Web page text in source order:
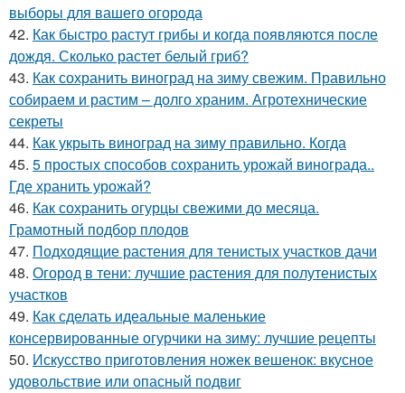
выборы для вашего огорода
42. Как быстро растут грибы и когда появляются после
дождя. Сколько растет белый гриб?
43. Как сохранить виноград на зиму свежим. Правильно
собираем и растим – долго храним. Агротехнические
секреты
44. Как укрыть виноград на зиму правильно. Когда
45. 5 простых способов сохранить урожай винограда..
Где хранить урожай?
46. Как сохранить огурцы свежими до месяца.
Грамотный подбор плодов
47. Подходящие растения для тенистых участков дачи
48. Огород в тени: лучшие растения для полутенистых
участков
49. Как сделать идеальные маленькие
консервированные огурчики на зиму: лучшие рецепты
50. Искусство приготовления ножек вешенок: вкусное
удовольствие или опасный подвиг